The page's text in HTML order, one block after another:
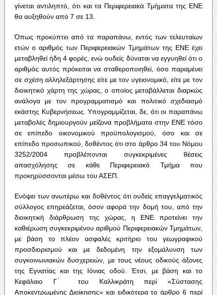
γίνεται αντιληπτό, ότι και τα Περιφερειακά Τμήματα της ΕΝΕ
θα αυξηθούν από 7 σε 13.
Όπως προκύπτει από τα παραπάνω, εντός των τελευταίων
ετών ο αριθμός των Περιφερειακών Τμημάτων της ΕΝΕ έχει
μεταβληθεί ήδη 4 φορές, ενώ ουδείς δύναται να εγγυηθεί ότι ο
αριθμός αυτός πρόκειται να σταθεροποιηθεί, όσο παραμένει
σε σχέση αλληλεξάρτησης είτε με τον υγειονομικό, είτε με τον
διοικητικό χάρτη της χώρας, ο οποίος μεταβάλλεται διαρκώς
ανάλογα με τον προγραμματισμό και πολιτικό σχεδιασμό
εκάστης Κυβερνήσεως. Υπογραμμίζεται, δε, ότι οι παραπάνω
μεταβολές δημιουργούν μείζονα προβλήματα στην ΕΝΕ τόσο
σε επίπεδο οικονομικού προϋπολογισμού, όσο και σε
επίπεδο προσωπικού, δοθέντος ότι στο άρθρο 34 του Νόμου
3252/2004 προβλέπονται συγκεκριμένες θέσεις
απασχόλησης σε κάθε Περιφερειακό Τμήμα που
προκηρύσσονται μέσω του ΑΣΕΠ.
Ενόψει των ανωτέρω και δοθέντος ότι ουδείς επαγγελματικός
σύλλογος επηρεάζεται, όσον αφορά την δομή του, από την
διοικητική διάρθρωση της χώρας, η ΕΝΕ προτείνει την
καθιέρωση συγκεκριμένου αριθμού Περιφερειακών Τμημάτων,
με βάση το πλέον ασφαλές κριτήριο του γεωγραφικού
προσδιορισμού και με δεδομένη την εξομάλυνση των
συγκοινωνιακών δυσχερειών, με τους νέους οδικούς άξονες
της Εγνατίας και της Ιόνιας οδού. Έτσι, με βάση και το
Κεφάλαιο Γ ́ του Καλλικράτη περί «Σύστασης
Αποκεντρωμένης Διοίκησης» και ειδικότερα το άρθρο 6 περί